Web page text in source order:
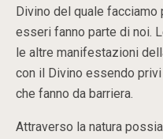
Divino del quale facciamo
esseri fanno parte di noi.
le altre manifestazioni
con il Divino essendo
che fanno da barriera.
Attraverso la natura